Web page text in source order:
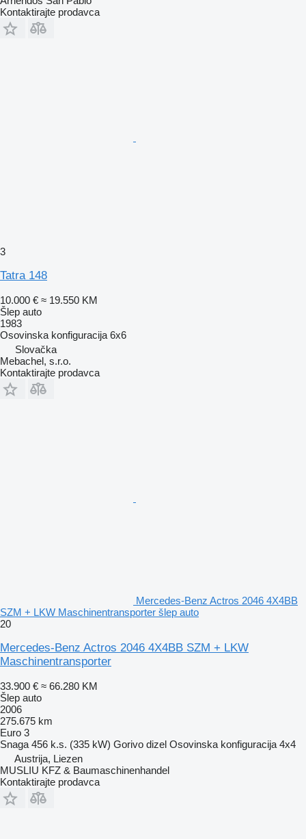
Kontaktirajte prodavca
3
Tatra 148
10.000 € ≈ 19.550 KM
Šlep auto
1983
Osovinska konfiguracija 6x6
Slovačka
Mebachel, s.r.o.
Kontaktirajte prodavca
Mercedes-Benz Actros 2046 4X4BB
SZM + LKW Maschinentransporter šlep auto
20
Mercedes-Benz Actros 2046 4X4BB SZM + LKW
Maschinentransporter
33.900 € ≈ 66.280 KM
Šlep auto
2006
275.675 km
Euro 3
Snaga 456 k.s. (335 kW) Gorivo dizel Osovinska konfiguracija 4x4
Austrija, Liezen
MUSLIU KFZ & Baumaschinenhandel
Kontaktirajte prodavca